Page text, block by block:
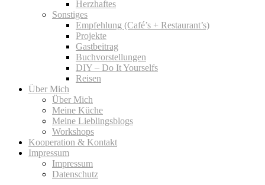
Herzhaftes
Sonstiges
Empfehlung (Café’s + Restaurant’s)
Projekte
Gastbeitrag
Buchvorstellungen
DIY – Do It Yourselfs
Reisen
Über Mich
Über Mich
Meine Küche
Meine Lieblingsblogs
Workshops
Kooperation & Kontakt
Impressum
Impressum
Datenschutz